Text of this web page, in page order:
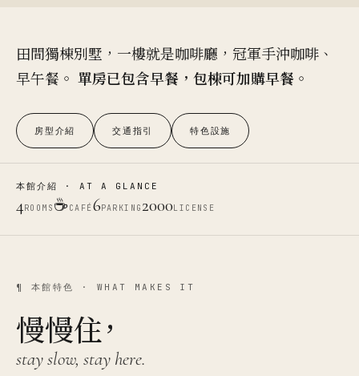
田間獨棟別墅，一樓就是咖啡廳，冠軍手沖咖啡、
早午餐。 單房已包含早餐，包棟可加購早餐 。
房型介紹 交通指引 特色設施
本館介紹 · AT A GLANCE
4ROOMS ☕ CAFÉ6PARKING2000LICENSE
¶ 本館特色 · WHAT MAKES IT
慢慢住，
stay slow, stay here.